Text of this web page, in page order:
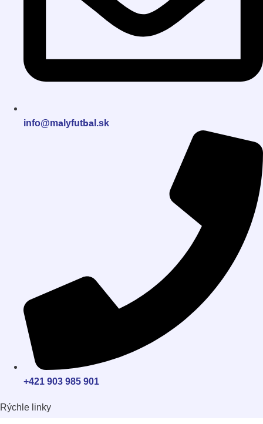
info@malyfutbal.sk
+421 903 985 901
Rýchle linky